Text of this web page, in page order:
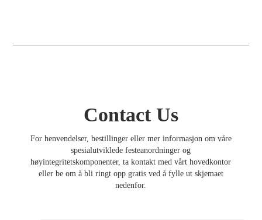
Contact Us
For henvendelser, bestillinger eller mer informasjon om våre
spesialutviklede festeanordninger og
høyintegritetskomponenter, ta kontakt med vårt hovedkontor
eller be om å bli ringt opp gratis ved å fylle ut skjemaet
nedenfor.